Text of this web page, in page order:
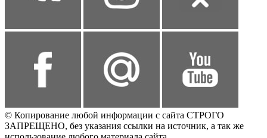
© Копирование любой информации с сайта СТРОГО
ЗАПРЕЩЕНО, без указания ссылки на источник, а так же